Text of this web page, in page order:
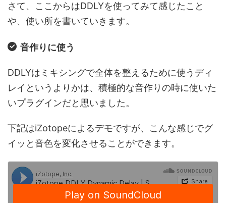
さて、ここからはDDLYを使ってみて感じたこと
や、使い所を書いていきます。
音作りに使う
DDLYはミキシングで全体を整えるために使うディ
レイというよりかは、積極的な音作りの時に使いた
いプラグインだと思いました。
下記はiZotopeによるデモですが、こんな感じでグ
イッと音色を変化させることができます。